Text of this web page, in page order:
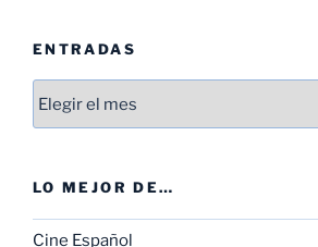
ENTRADAS
LO MEJOR DE…
Cine Español